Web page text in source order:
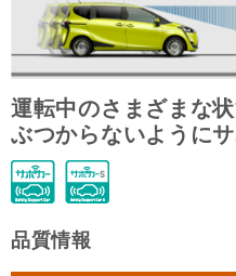
運転中のさまざまな状
ぶつからないようにサ
品質情報